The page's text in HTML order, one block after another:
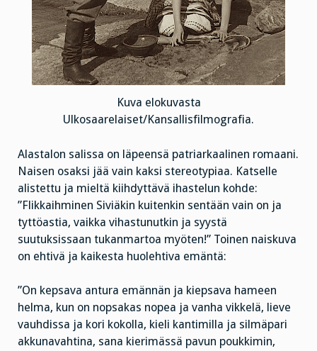
Kuva elokuvasta
Ulkosaarelaiset/Kansallisfilmografia.
Alastalon salissa on läpeensä patriarkaalinen romaani.
Naisen osaksi jää vain kaksi stereotypiaa. Katselle
alistettu ja mieltä kiihdyttävä ihastelun kohde:
”Flikkaihminen Siviäkin kuitenkin sentään vain on ja
tyttöastia, vaikka vihastunutkin ja syystä
suutuksissaan tukanmartoa myöten!” Toinen naiskuva
on ehtivä ja kaikesta huolehtiva emäntä:
”On kepsava antura emännän ja kiepsava hameen
helma, kun on nopsakas nopea ja vanha vikkelä, lieve
vauhdissa ja kori kokolla, kieli kantimilla ja silmäpari
akkunavahtina, sana kierimässä pavun poukkimin,